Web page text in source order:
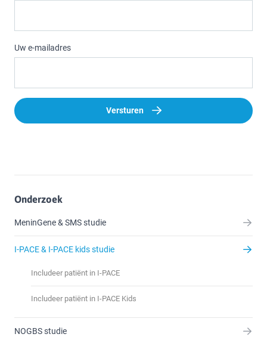
Uw e-mailadres
Versturen
Onderzoek
MeninGene & SMS studie
I-PACE & I-PACE kids studie
Includeer patiënt in I-PACE
Includeer patiënt in I-PACE Kids
NOGBS studie